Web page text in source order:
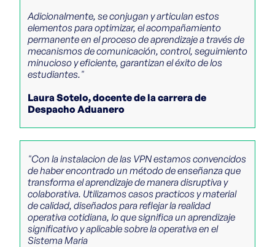
Adicionalmente, se conjugan y articulan estos
elementos para optimizar, el acompañamiento
permanente en el proceso de aprendizaje a través de
mecanismos de comunicación, control, seguimiento
minucioso y eficiente, garantizan el éxito de los
estudiantes."
Laura Sotelo, docente de la carrera de
Despacho Aduanero
"Con la instalacion de las VPN estamos convencidos
de haber encontrado un método de enseñanza que
transforma el aprendizaje de manera disruptiva y
colaborativa. Utilizamos casos practicos y material
de calidad, diseñados para reflejar la realidad
operativa cotidiana, lo que significa un aprendizaje
significativo y aplicable sobre la operativa en el
Sistema Maria